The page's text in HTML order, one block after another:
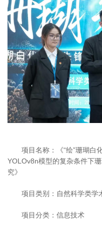
项目名称：《“绘”珊瑚
YOLOv8n模型的复杂条件下
究》
项目类别：自然科学类学
项目分类：信息技术